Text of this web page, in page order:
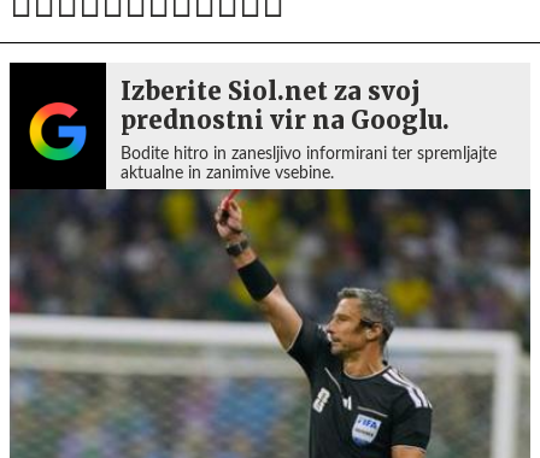
Izberite Siol.net za svoj
prednostni vir na Googlu.
Bodite hitro in zanesljivo informirani ter spremljajte
aktualne in zanimive vsebine.